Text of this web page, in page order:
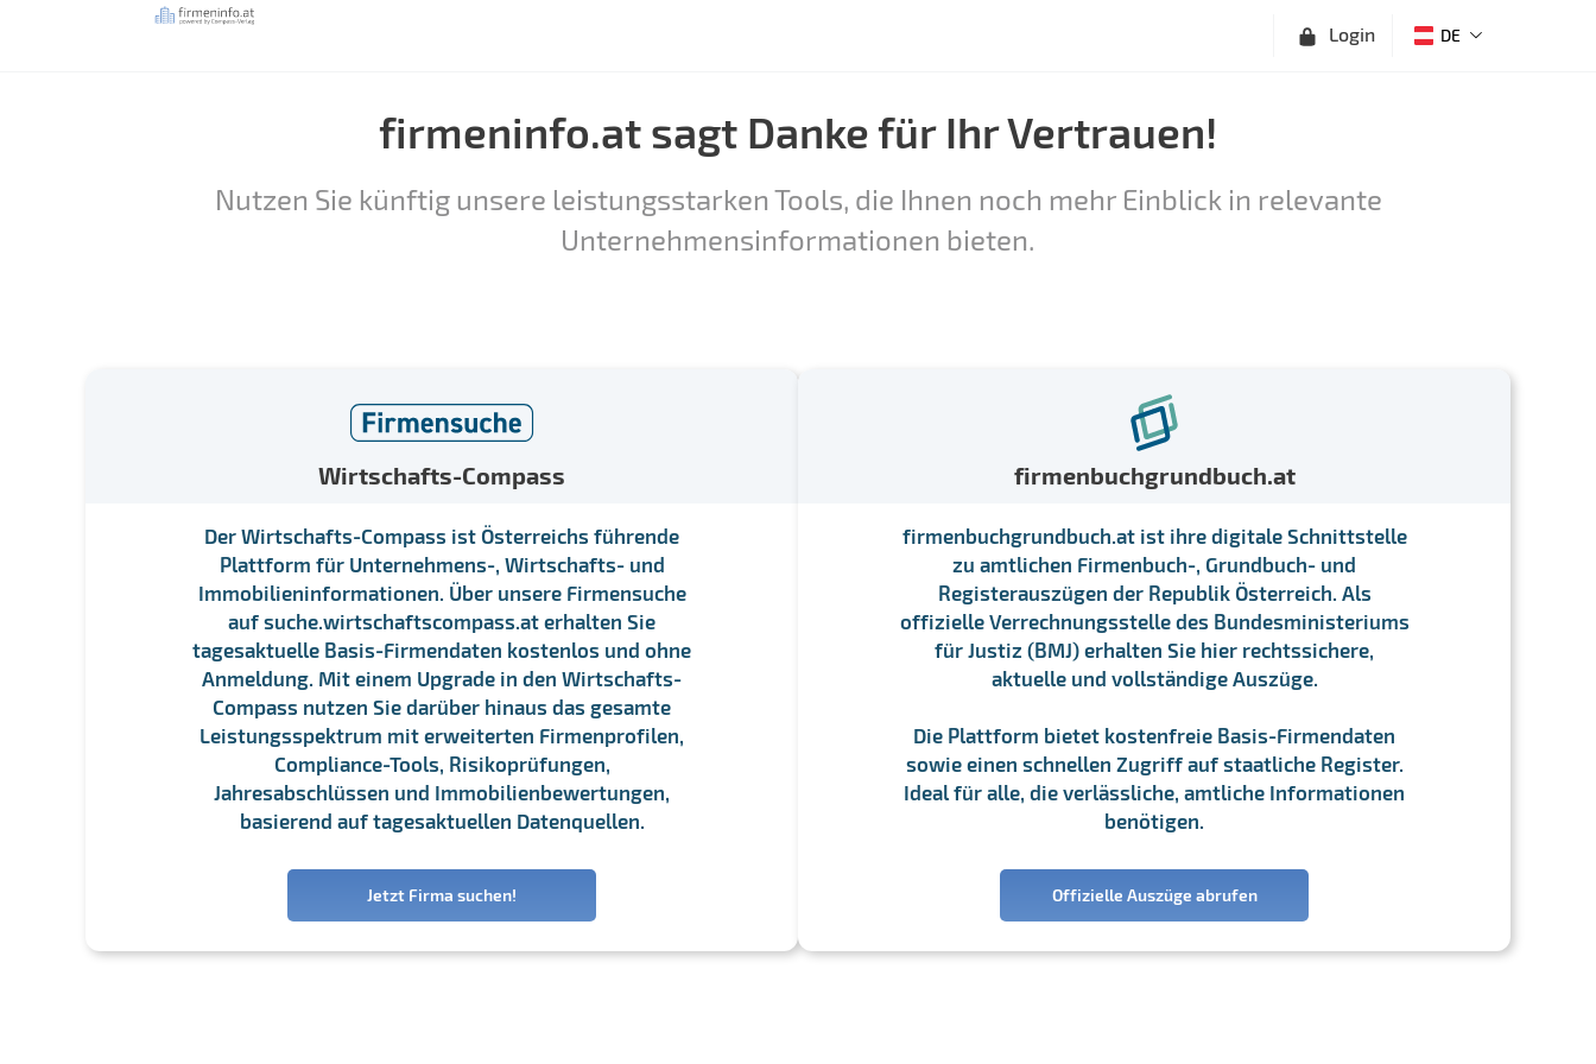
Login DE
firmeninfo.at sagt Danke für Ihr Vertrauen!
Nutzen Sie künftig unsere leistungsstarken Tools, die Ihnen noch mehr Einblick in relevante
Unternehmensinformationen bieten.
Wirtschafts-Compass
Der Wirtschafts-Compass ist Österreichs führende
Plattform für Unternehmens-, Wirtschafts- und
Immobilieninformationen. Über unsere Firmensuche
auf suche.wirtschaftscompass.at erhalten Sie
tagesaktuelle Basis-Firmendaten kostenlos und ohne
Anmeldung. Mit einem Upgrade in den Wirtschafts-
Compass nutzen Sie darüber hinaus das gesamte
Leistungsspektrum mit erweiterten Firmenprofilen,
Compliance-Tools, Risikoprüfungen,
Jahresabschlüssen und Immobilienbewertungen,
basierend auf tagesaktuellen Datenquellen.
Jetzt Firma suchen!
firmenbuchgrundbuch.at
firmenbuchgrundbuch.at ist ihre digitale Schnittstelle
zu amtlichen Firmenbuch-, Grundbuch- und
Registerauszügen der Republik Österreich. Als
offizielle Verrechnungsstelle des Bundesministeriums
für Justiz (BMJ) erhalten Sie hier rechtssichere,
aktuelle und vollständige Auszüge.
Die Plattform bietet kostenfreie Basis-Firmendaten
sowie einen schnellen Zugriff auf staatliche Register.
Ideal für alle, die verlässliche, amtliche Informationen
benötigen.
Offizielle Auszüge abrufen